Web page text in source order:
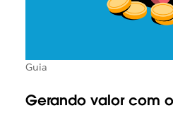
Guia
Gerando valor com